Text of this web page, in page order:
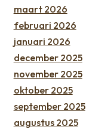
maart 2026
februari 2026
januari 2026
december 2025
november 2025
oktober 2025
september 2025
augustus 2025